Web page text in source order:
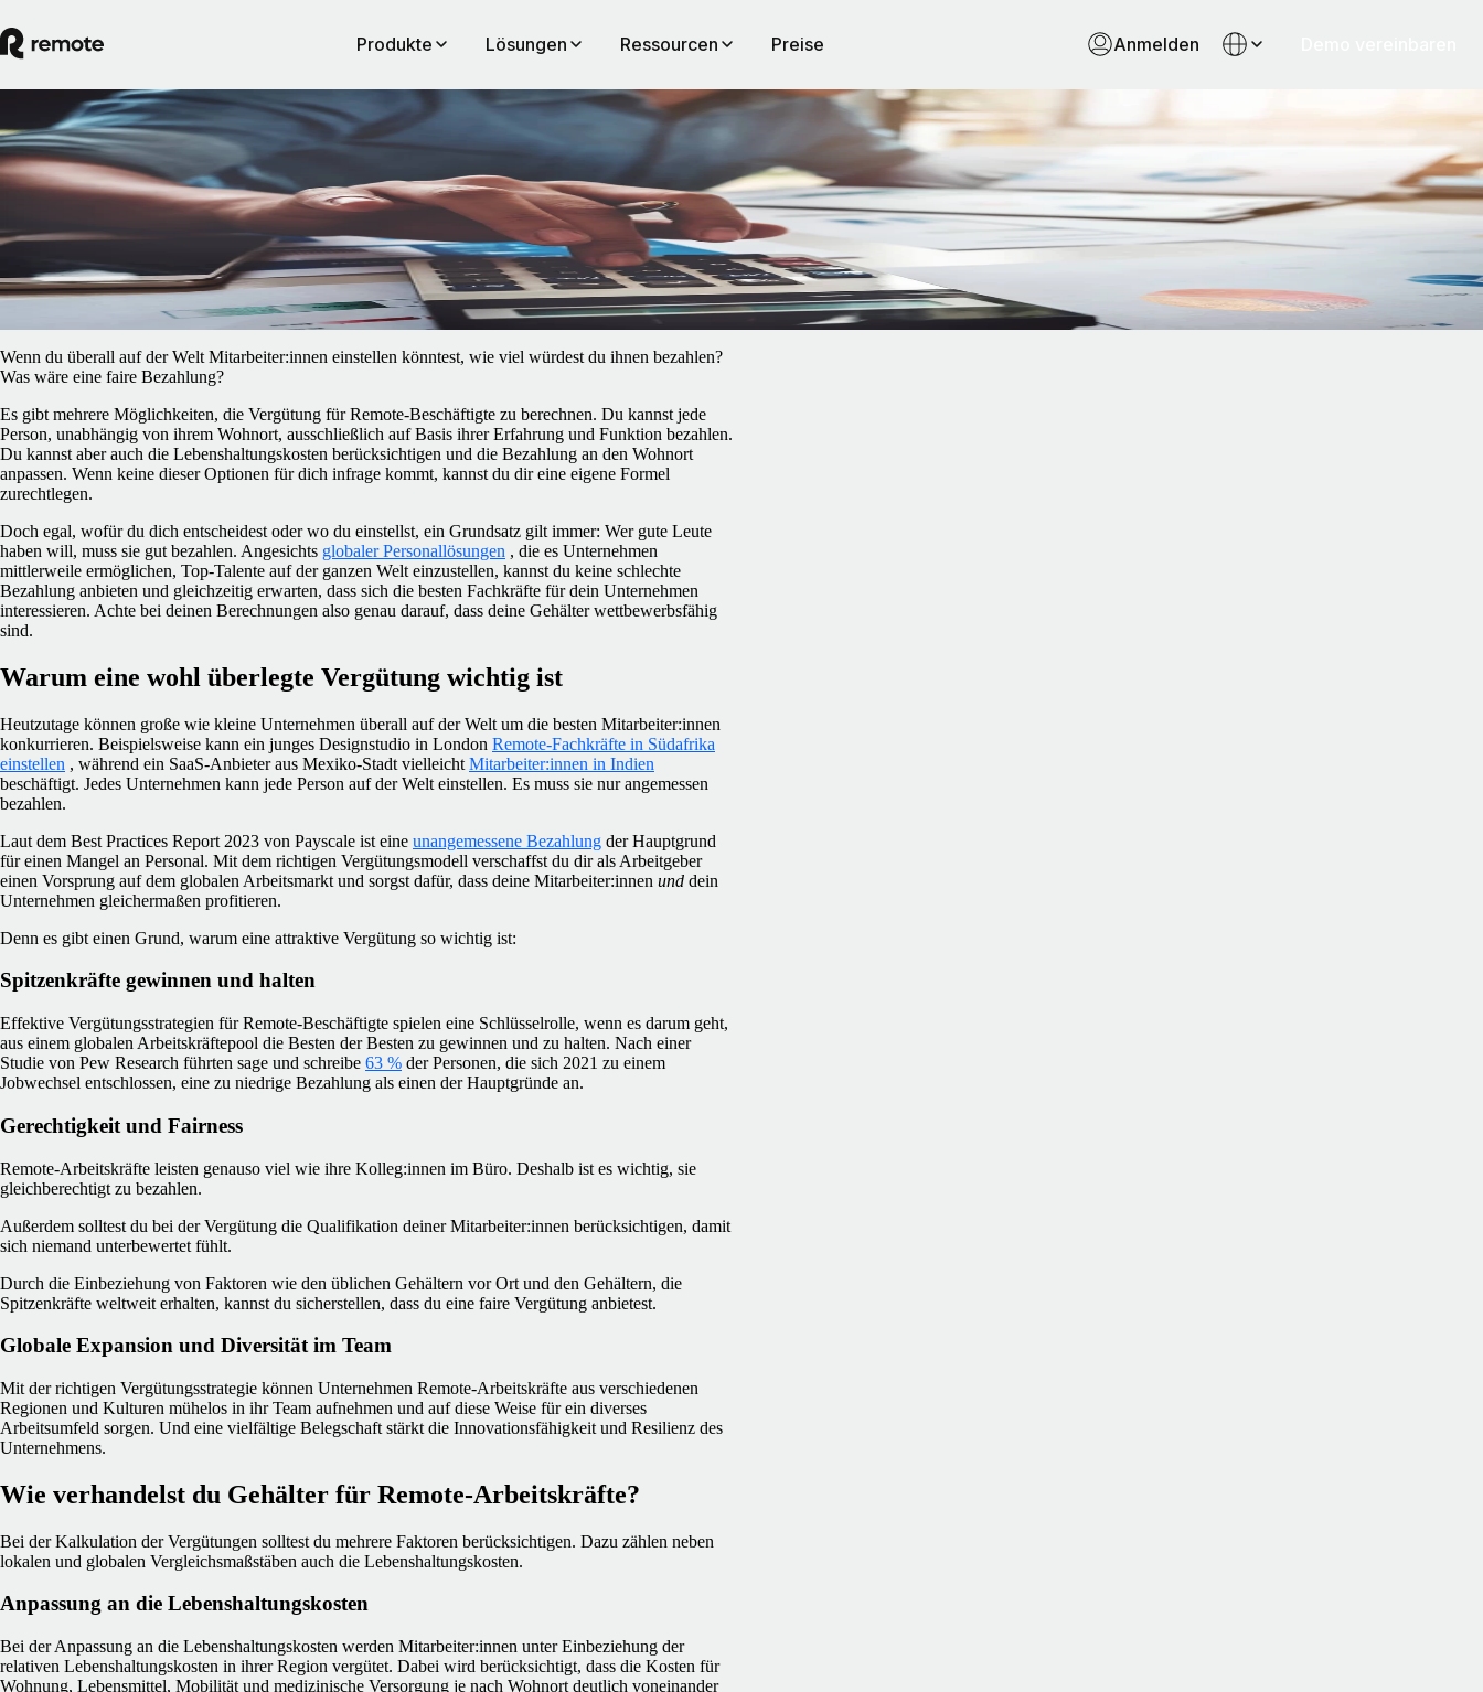
Produkte Lösungen Ressourcen Preise Anmelden
Insights Center
So berechnest du die Vergütung deiner
Remote-Arbeitskräfte
ByJob van der Voort
5. Februar 2025
Wenn du überall auf der Welt Mitarbeiter:innen einstellen könntest, wie viel würdest du ihnen bezahlen?
Was wäre eine faire Bezahlung?
Es gibt mehrere Möglichkeiten, die Vergütung für Remote-Beschäftigte zu berechnen. Du kannst jede
Person, unabhängig von ihrem Wohnort, ausschließlich auf Basis ihrer Erfahrung und Funktion bezahlen.
Du kannst aber auch die Lebenshaltungskosten berücksichtigen und die Bezahlung an den Wohnort
anpassen. Wenn keine dieser Optionen für dich infrage kommt, kannst du dir eine eigene Formel
zurechtlegen.
Doch egal, wofür du dich entscheidest oder wo du einstellst, ein Grundsatz gilt immer: Wer gute Leute
haben will, muss sie gut bezahlen. Angesichts globaler Personallösungen , die es Unternehmen
mittlerweile ermöglichen, Top-Talente auf der ganzen Welt einzustellen, kannst du keine schlechte
Bezahlung anbieten und gleichzeitig erwarten, dass sich die besten Fachkräfte für dein Unternehmen
interessieren. Achte bei deinen Berechnungen also genau darauf, dass deine Gehälter wettbewerbsfähig
sind.
Warum eine wohl überlegte Vergütung wichtig ist
Heutzutage können große wie kleine Unternehmen überall auf der Welt um die besten Mitarbeiter:innen
konkurrieren. Beispielsweise kann ein junges Designstudio in London Remote-Fachkräfte in Südafrika
einstellen , während ein SaaS-Anbieter aus Mexiko-Stadt vielleicht Mitarbeiter:innen in Indien
beschäftigt. Jedes Unternehmen kann jede Person auf der Welt einstellen. Es muss sie nur angemessen
bezahlen.
Laut dem Best Practices Report 2023 von Payscale ist eine unangemessene Bezahlung der Hauptgrund
für einen Mangel an Personal. Mit dem richtigen Vergütungsmodell verschaffst du dir als Arbeitgeber
einen Vorsprung auf dem globalen Arbeitsmarkt und sorgst dafür, dass deine Mitarbeiter:innen und dein
Unternehmen gleichermaßen profitieren.
Denn es gibt einen Grund, warum eine attraktive Vergütung so wichtig ist:
Spitzenkräfte gewinnen und halten
Effektive Vergütungsstrategien für Remote-Beschäftigte spielen eine Schlüsselrolle, wenn es darum geht,
aus einem globalen Arbeitskräftepool die Besten der Besten zu gewinnen und zu halten. Nach einer
Studie von Pew Research führten sage und schreibe 63 % der Personen, die sich 2021 zu einem
Jobwechsel entschlossen, eine zu niedrige Bezahlung als einen der Hauptgründe an.
Gerechtigkeit und Fairness
Remote-Arbeitskräfte leisten genauso viel wie ihre Kolleg:innen im Büro. Deshalb ist es wichtig, sie
gleichberechtigt zu bezahlen.
Außerdem solltest du bei der Vergütung die Qualifikation deiner Mitarbeiter:innen berücksichtigen, damit
sich niemand unterbewertet fühlt.
Durch die Einbeziehung von Faktoren wie den üblichen Gehältern vor Ort und den Gehältern, die
Spitzenkräfte weltweit erhalten, kannst du sicherstellen, dass du eine faire Vergütung anbietest.
Globale Expansion und Diversität im Team
Mit der richtigen Vergütungsstrategie können Unternehmen Remote-Arbeitskräfte aus verschiedenen
Regionen und Kulturen mühelos in ihr Team aufnehmen und auf diese Weise für ein diverses
Arbeitsumfeld sorgen. Und eine vielfältige Belegschaft stärkt die Innovationsfähigkeit und Resilienz des
Unternehmens.
Wie verhandelst du Gehälter für Remote-Arbeitskräfte?
Bei der Kalkulation der Vergütungen solltest du mehrere Faktoren berücksichtigen. Dazu zählen neben
lokalen und globalen Vergleichsmaßstäben auch die Lebenshaltungskosten.
Anpassung an die Lebenshaltungskosten
Bei der Anpassung an die Lebenshaltungskosten werden Mitarbeiter:innen unter Einbeziehung der
relativen Lebenshaltungskosten in ihrer Region vergütet. Dabei wird berücksichtigt, dass die Kosten für
Wohnung, Lebensmittel, Mobilität und medizinische Versorgung je nach Wohnort deutlich voneinander